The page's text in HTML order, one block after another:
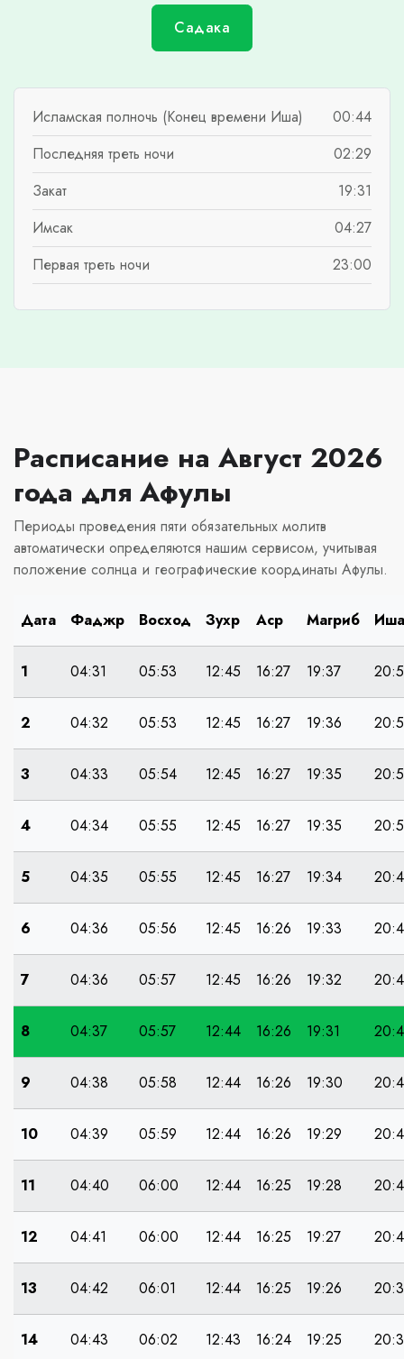
Садака
Исламская полночь (Конец времени Иша)
00:44
Последняя треть ночи
02:29
Закат
19:31
Имсак
04:27
Первая треть ночи
23:00
Расписание на Август 2026
года для Афулы
Периоды проведения пяти обязательных молитв
автоматически определяются нашим сервисом, учитывая
положение солнца и географические координаты Афулы.
Дата Фаджр Восход Зухр Аср Магриб Иша
1 04:31 05:53 12:45 16:27 19:37
2 04:32 05:53 12:45 16:27 19:36
3 04:33 05:54 12:45 16:27 19:35
4 04:34 05:55 12:45 16:27 19:35
5 04:35 05:55 12:45 16:27 19:34
6 04:36 05:56 12:45 16:26 19:33
7 04:36 05:57 12:45 16:26 19:32
8 04:37 05:57 12:44 16:26 19:31
9 04:38 05:58 12:44 16:26 19:30
10 04:39 05:59 12:44 16:26 19:29
11 04:40 06:00 12:44 16:25 19:28
12 04:41 06:00 12:44 16:25 19:27
13 04:42 06:01 12:44 16:25 19:26
14 04:43 06:02 12:43 16:24 19:25